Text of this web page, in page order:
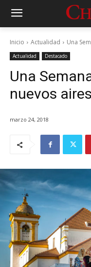
Inicio Actualidad Una
Actualidad Destacado
Una
nuevos aires
marzo 24, 2018